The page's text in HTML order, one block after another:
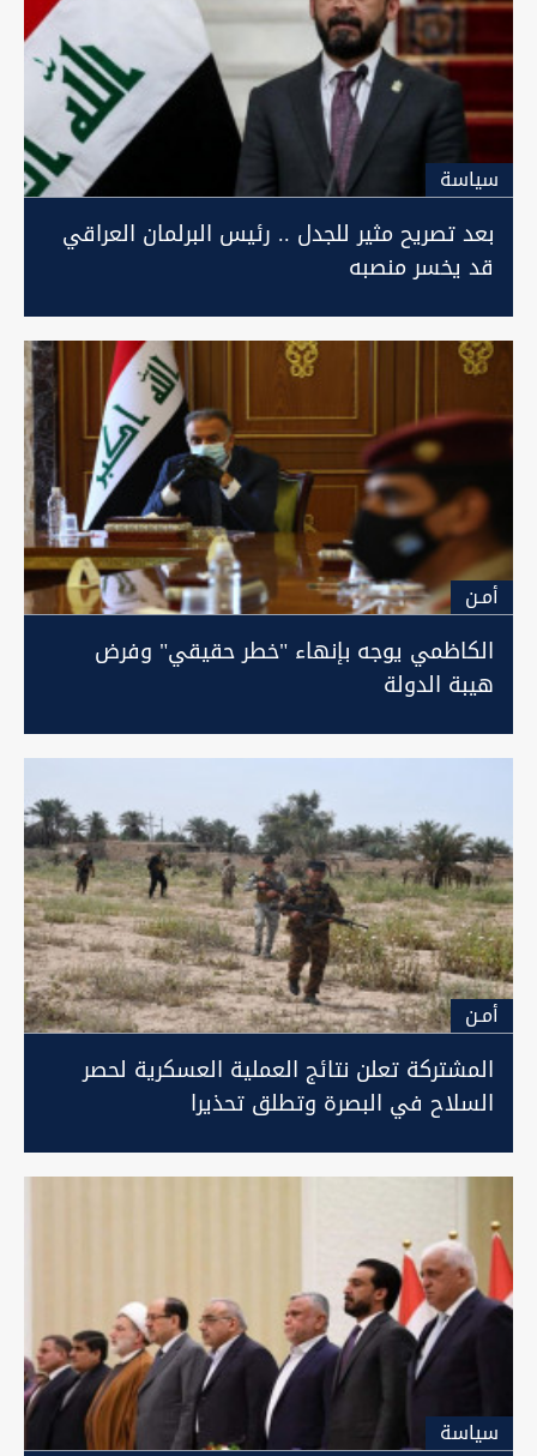
سیاسة
بعد تصريح مثير للجدل .. رئيس البرلمان العراقي
قد يخسر منصبه
أمـن
الكاظمي يوجه بإنهاء "خطر حقيقي" وفرض
هيبة الدولة
أمـن
المشتركة تعلن نتائج العملية العسكرية لحصر
السلاح في البصرة وتطلق تحذيرا
سیاسة